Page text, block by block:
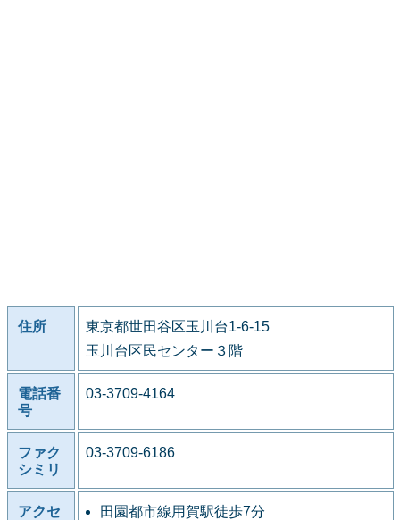
住所
東京都世田谷区玉川台1-6-15
玉川台区民センター３階
電話番
号
03-3709-4164
ファク
シミリ
03-3709-6186
アクセ
田園都市線用賀駅徒歩7分